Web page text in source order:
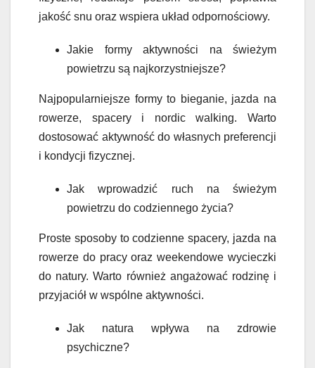
jakość snu oraz wspiera układ odpornościowy.
Jakie formy aktywności na świeżym
powietrzu są najkorzystniejsze?
Najpopularniejsze formy to bieganie, jazda na
rowerze, spacery i nordic walking. Warto
dostosować aktywność do własnych preferencji
i kondycji fizycznej.
Jak wprowadzić ruch na świeżym
powietrzu do codziennego życia?
Proste sposoby to codzienne spacery, jazda na
rowerze do pracy oraz weekendowe wycieczki
do natury. Warto również angażować rodzinę i
przyjaciół w wspólne aktywności.
Jak natura wpływa na zdrowie
psychiczne?